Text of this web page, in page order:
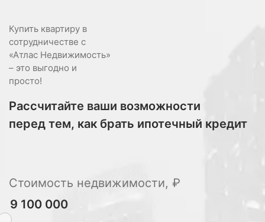
Купить квартиру в
сотрудничестве с
«Атлас Недвижимость»
– это выгодно и
просто!
Рассчитайте ваши возможности
перед тем, как брать ипотечный кредит
Стоимость недвижимости, ₽